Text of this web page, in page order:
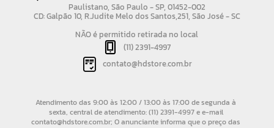
Paulistano, São Paulo - SP, 01452-002
CD: Galpão 10, R.Judite Melo dos Santos,251, São José - SC
NÃO é permitido retirada no local
(11) 2391-4997
contato@hdstore.com.br